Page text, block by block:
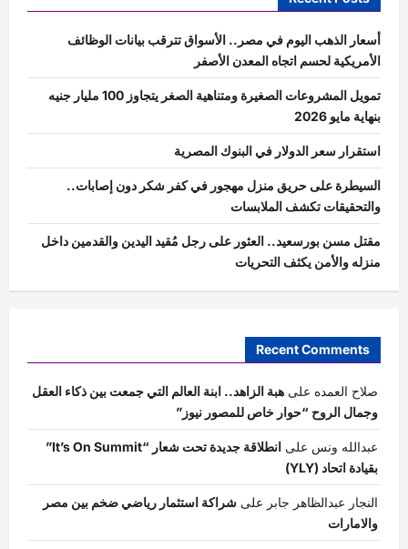
أسعار الذهب اليوم في مصر.. الأسواق تترقب بيانات الوظائف
الأمريكية لحسم اتجاه المعدن الأصفر
تمويل المشروعات الصغيرة ومتناهية الصغر يتجاوز 100 مليار جنيه
بنهاية مايو 2026
استقرار سعر الدولار في البنوك المصرية
السيطرة على حريق منزل مهجور في كفر شكر دون إصابات..
والتحقيقات تكشف الملابسات
مقتل مسن بورسعيد.. العثور على رجل مُقيد اليدين والقدمين داخل
منزله والأمن يكثف التحريات
Recent Comments
صلاح العمده على هبة الزاهد.. ابنة العالم التي جمعت بين ذكاء العقل
وجمال الروح “حوار خاص للمصور نيوز”
عبدالله ونس على
انطلاقة جديدة تحت شعار “It’s On Summit”
بقيادة اتحاد (YLY)
النجار عبدالظاهر جابر على شراكة استثمار رياضي ضخم بين مصر
والامارات